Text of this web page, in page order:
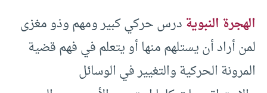
الهجرة النبويةدرس حركي كبير ومهم وذو مغزى
لمن أراد أن يستلهم منها أو يتعلم في فهم قضية
المرونة الحركية والتغيير في الوسائل